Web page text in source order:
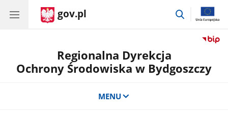
gov.pl
przejdź
Regionalna Dyrekcja
Ochrony Środowiska w Bydgoszczy
MENU